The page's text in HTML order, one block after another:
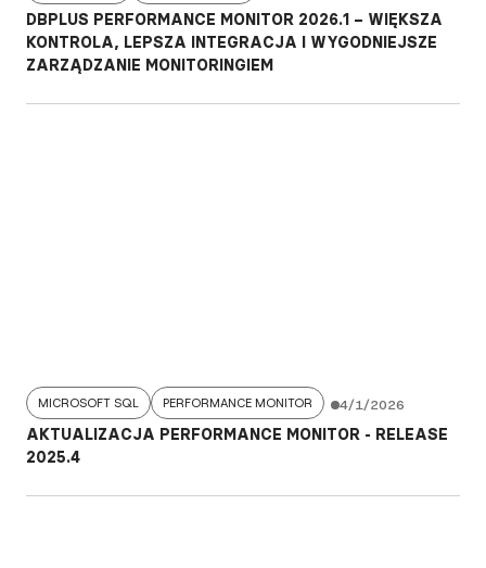
DBPLUS PERFORMANCE MONITOR 2026.1 – WIĘKSZA
KONTROLA, LEPSZA INTEGRACJA I WYGODNIEJSZE
ZARZĄDZANIE MONITORINGIEM
MICROSOFT SQL PERFORMANCE MONITOR 4/1/2026
AKTUALIZACJA PERFORMANCE MONITOR - RELEASE
2025.4